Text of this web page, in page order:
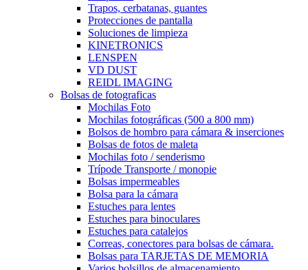
Trapos, cerbatanas, guantes
Protecciones de pantalla
Soluciones de limpieza
KINETRONICS
LENSPEN
VD DUST
REIDL IMAGING
Bolsas de fotograficas
Mochilas Foto
Mochilas fotográficas (500 a 800 mm)
Bolsos de hombro para cámara & inserciones
Bolsas de fotos de maleta
Mochilas foto / senderismo
Trípode Transporte / monopie
Bolsas impermeables
Bolsa para la cámara
Estuches para lentes
Estuches para binoculares
Estuches para catalejos
Correas, conectores para bolsas de cámara.
Bolsas para TARJETAS DE MEMORIA